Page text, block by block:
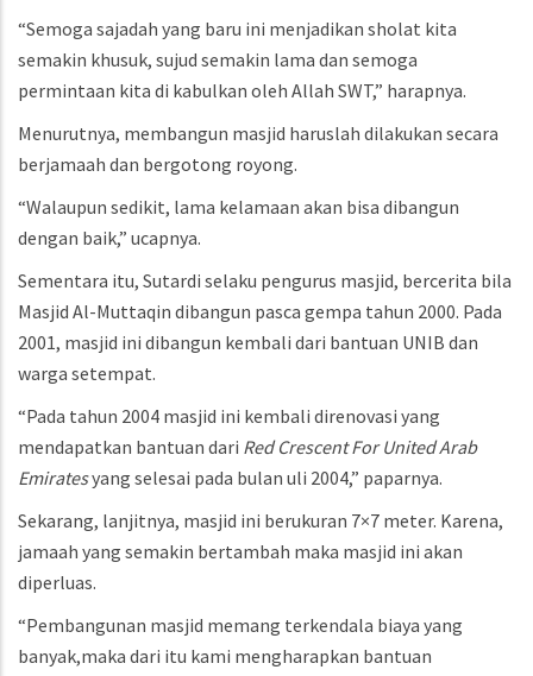
“Semoga sajadah yang baru ini menjadikan sholat kita
semakin khusuk, sujud semakin lama dan semoga
permintaan kita di kabulkan oleh Allah SWT,” harapnya.
Menurutnya, membangun masjid haruslah dilakukan secara
berjamaah dan bergotong royong.
“Walaupun sedikit, lama kelamaan akan bisa dibangun
dengan baik,” ucapnya.
Sementara itu, Sutardi selaku pengurus masjid, bercerita bila
Masjid Al-Muttaqin dibangun pasca gempa tahun 2000. Pada
2001, masjid ini dibangun kembali dari bantuan UNIB dan
warga setempat.
“Pada tahun 2004 masjid ini kembali direnovasi yang
mendapatkan bantuan dari Red Crescent For United Arab
Emiratesyang selesai pada bulan uli 2004,” paparnya.
Sekarang, lanjitnya, masjid ini berukuran 7×7 meter. Karena,
jamaah yang semakin bertambah maka masjid ini akan
diperluas.
“Pembangunan masjid memang terkendala biaya yang
banyak,maka dari itu kami mengharapkan bantuan